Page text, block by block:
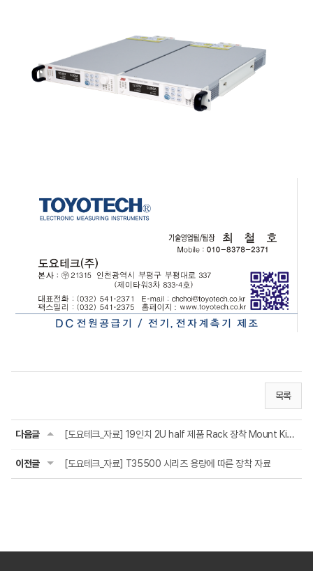
목록
다음글 [도요테크_자료] 19인치 2U half 제품 Rack 장착 Mount Kit 제품 사진 안내입니다.
이전글 [도요테크_자료] T35500 시리즈 용량에 따른 장착 자료